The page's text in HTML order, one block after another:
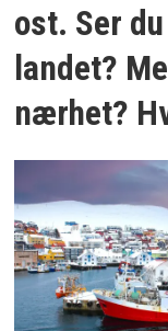
ost. Ser
landet?
nærhet?